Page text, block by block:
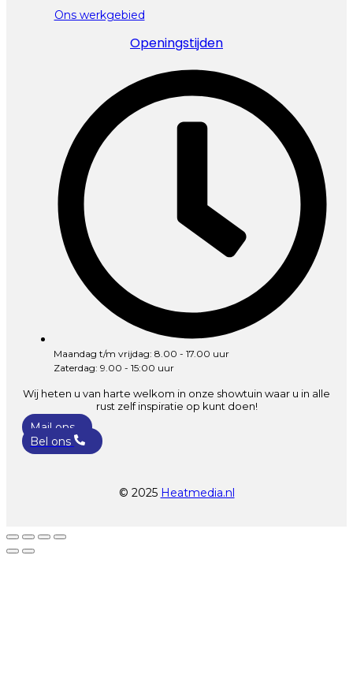
Ons werkgebied
Openingstijden
Maandag t/m vrijdag: 8.00 - 17.00 uur
Zaterdag: 9.00 - 15:00 uur
Wij heten u van harte welkom in onze showtuin waar u in alle
rust zelf inspiratie op kunt doen!
Mail ons
Bel ons
© 2025 Heatmedia.nl